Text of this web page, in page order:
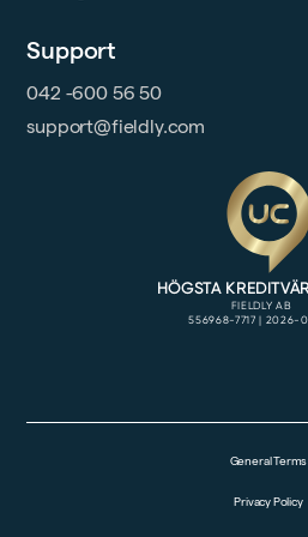
Support
042 -600 56 50
support@fieldly.com
General Terms
Privacy Policy